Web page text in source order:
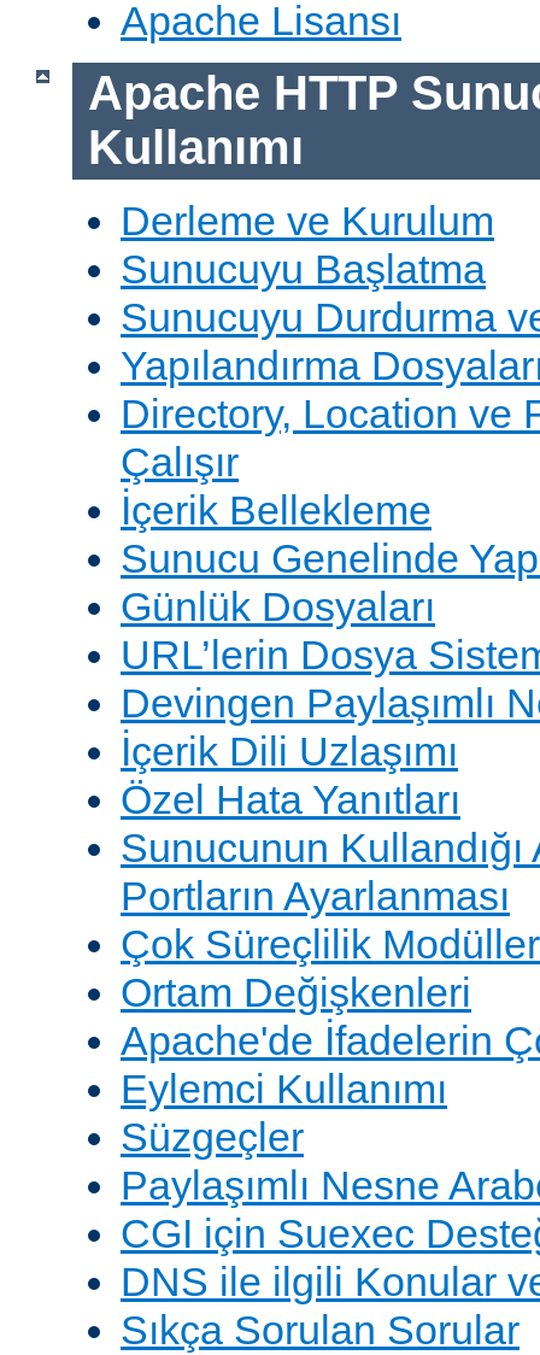
Apache Lisansı
Apache HTTP
Kullanımı
Derleme ve Kurulum
Sunucuyu Başlatma
Sunucuyu Durdurma
Yapılandırma
Directory, Location ve
Çalışır
İçerik Bellekleme
Sunucu Genelinde
Günlük Dosyaları
URL’lerin Dosya
Devingen Paylaşımlı
İçerik Dili Uzlaşımı
Özel Hata Yanıtları
Sunucunun
Portların Ayarlanması
Çok Süreçlilik
Ortam Değişkenleri
Apache'de İfadelerin
Eylemci Kullanımı
Süzgeçler
Paylaşımlı Nesne
CGI için Suexec
DNS ile ilgili Konular
Sıkça Sorulan Sorular